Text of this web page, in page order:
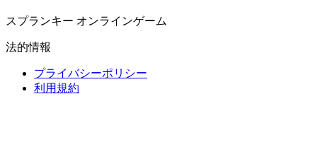
スプランキー オンラインゲーム
法的情報
プライバシーポリシー
利用規約